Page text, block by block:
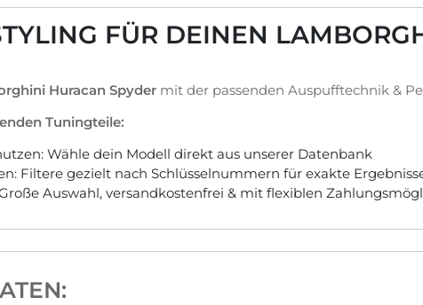
FÜR DEINEN
Huracan Spyder mit der passenden Auspufftechnik &
Tuningteile:
Wähle dein Modell direkt aus unserer Datenbank
Filtere gezielt nach Schlüsselnummern für exakte
Auswahl, versandkostenfrei & mit flexiblen